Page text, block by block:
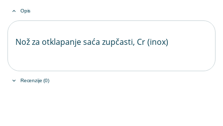
Opis
Nož za otklapanje saća zupčasti, Cr (inox)
Recenzije (0)